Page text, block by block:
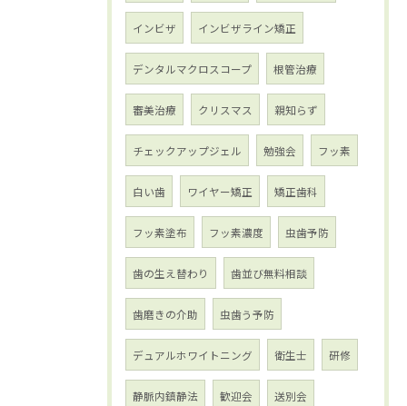
インビザ インビザライン矯正
デンタルマクロスコープ 根管治療
審美治療 クリスマス 親知らず
チェックアップジェル 勉強会 フッ素
白い歯 ワイヤー矯正 矯正歯科
フッ素塗布 フッ素濃度 虫歯予防
歯の生え替わり 歯並び無料相談
歯磨きの介助 虫歯う予防
デュアルホワイトニング 衛生士 研修
静脈内鎮静法 歓迎会 送別会